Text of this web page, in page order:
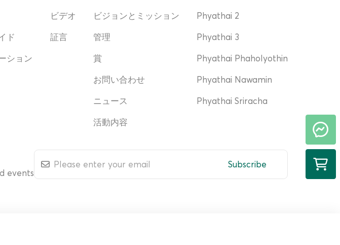
ド
ション
ビデオ
証言
ビジョンとミッション
管理
賞
お問い合わせ
ニュース
活動内容
Phyathai 2
Phyathai 3
Phyathai Phaholyothin
Phyathai Nawamin
Phyathai Sriracha
events
Subscribe